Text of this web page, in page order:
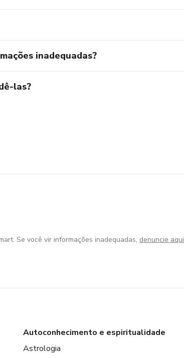
inadequadas?
las?
Se você vir informações inadequadas, denuncie aqui
Autoconhecimento e espiritualidade
Astrologia